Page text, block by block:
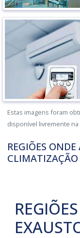
Estas imagens foram
disponível livremente
REGIÕES
CLIMATIZAÇÃO